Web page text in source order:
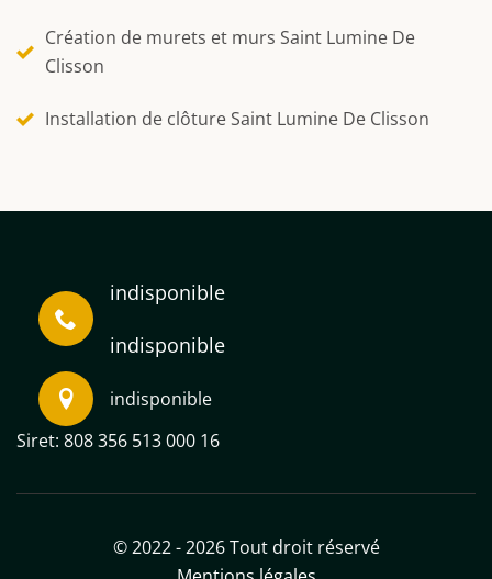
Création de murets et murs Saint Lumine De
Clisson
Installation de clôture Saint Lumine De Clisson
indisponible
indisponible
indisponible
Siret: 808 356 513 000 16
© 2022 - 2026 Tout droit réservé